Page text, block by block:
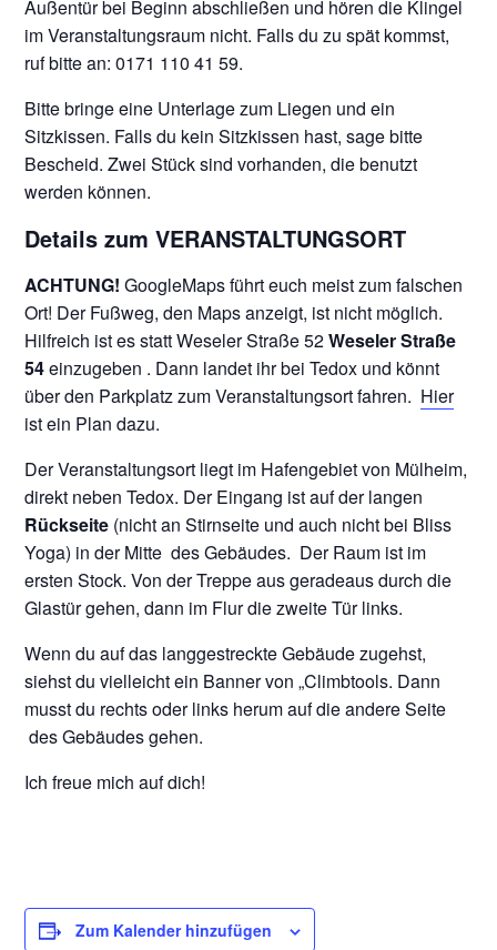
Außentür bei Beginn abschließen und hören die Klingel
im Veranstaltungsraum nicht. Falls du zu spät kommst,
ruf bitte an: 0171 110 41 59.
Bitte bringe eine Unterlage zum Liegen und ein
Sitzkissen. Falls du kein Sitzkissen hast, sage bitte
Bescheid. Zwei Stück sind vorhanden, die benutzt
werden können.
Details zum VERANSTALTUNGSORT
ACHTUNG! GoogleMaps führt euch meist zum falschen
Ort! Der Fußweg, den Maps anzeigt, ist nicht möglich.
Hilfreich ist es statt Weseler Straße 52Weseler Straße
54einzugeben . Dann landet ihr bei Tedox und könnt
über den Parkplatz zum Veranstaltungsort fahren. Hier
ist ein Plan dazu.
Der Veranstaltungsort liegt im Hafengebiet von Mülheim,
direkt neben Tedox. Der Eingang ist auf der langen
Rückseite (nicht an Stirnseite und auch nicht bei Bliss
Yoga) in der Mitte des Gebäudes. Der Raum ist im
ersten Stock. Von der Treppe aus geradeaus durch die
Glastür gehen, dann im Flur die zweite Tür links.
Wenn du auf das langgestreckte Gebäude zugehst,
siehst du vielleicht ein Banner von „Climbtools. Dann
musst du rechts oder links herum auf die andere Seite
des Gebäudes gehen.
Ich freue mich auf dich!
Zum Kalender hinzufügen